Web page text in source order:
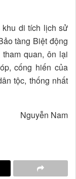
di tích lịch sử
tàng Biệt động
quan, ôn lại
cống hiến của
tộc, thống nhất
Nguyễn Nam